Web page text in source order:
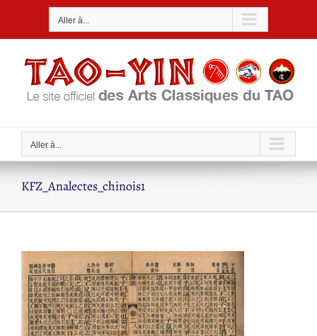
Aller à...
Aller à...
KFZ_Analectes_chinois1